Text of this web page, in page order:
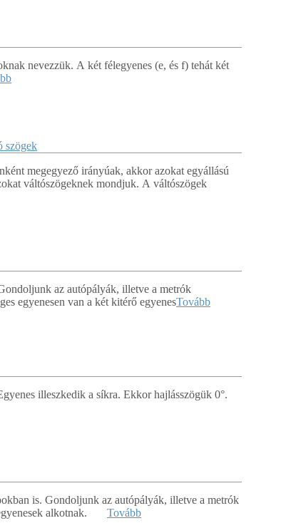
nevezzük. A két félegyenes (e, és f) tehát két
szögek
megegyező irányúak, akkor azokat egyállású
váltószögeknek mondjuk. A váltószögek
az autópályák, illetve a metrók
egyenesen van a két kitérő egyenesTovább
illeszkedik a síkra. Ekkor hajlásszögük 0°.
is. Gondoljunk az autópályák, illetve a metrók
egyenesek alkotnak. Tovább